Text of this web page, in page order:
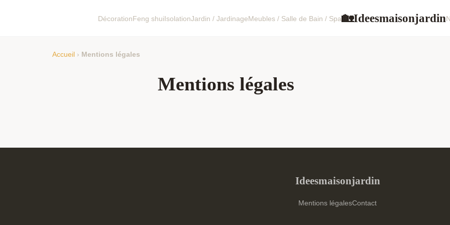
DécorationFeng shuiIsolationJardin / JardinageMeubles / Salle de Bain / Spa🏡Ideesmaisonjardin
Accueil › Mentions légales
Mentions légales
Ideesmaisonjardin
Mentions légalesContact